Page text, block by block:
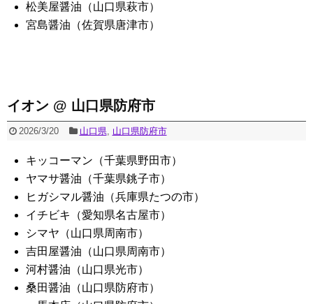
松美屋醤油（山口県萩市）
宮島醤油（佐賀県唐津市）
イオン @ 山口県防府市
2026/3/20 山口県, 山口県防府市
キッコーマン（千葉県野田市）
ヤマサ醤油（千葉県銚子市）
ヒガシマル醤油（兵庫県たつの市）
イチビキ（愛知県名古屋市）
シマヤ（山口県周南市）
吉田屋醤油（山口県周南市）
河村醤油（山口県光市）
桑田醤油（山口県防府市）